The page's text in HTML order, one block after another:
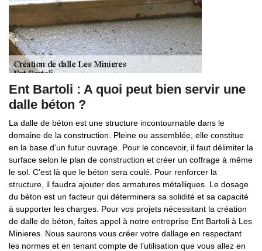
Ent Bartoli : A quoi peut bien servir une
dalle béton ?
La dalle de béton est une structure incontournable dans le
domaine de la construction. Pleine ou assemblée, elle constitue
en la base d’un futur ouvrage. Pour le concevoir, il faut délimiter la
surface selon le plan de construction et créer un coffrage à même
le sol. C’est là que le béton sera coulé. Pour renforcer la
structure, il faudra ajouter des armatures métalliques. Le dosage
du béton est un facteur qui déterminera sa solidité et sa capacité
à supporter les charges. Pour vos projets nécessitant la création
de dalle de béton, faites appel à notre entreprise Ent Bartoli à Les
Minieres. Nous saurons vous créer votre dallage en respectant
les normes et en tenant compte de l’utilisation que vous allez en